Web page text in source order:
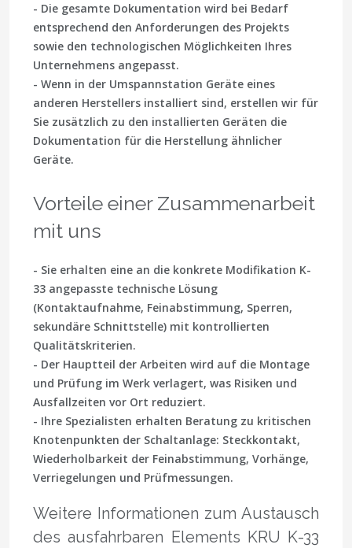
- Die gesamte Dokumentation wird bei Bedarf
entsprechend den Anforderungen des Projekts
sowie den technologischen Möglichkeiten Ihres
Unternehmens angepasst.
- Wenn in der Umspannstation Geräte eines
anderen Herstellers installiert sind, erstellen wir für
Sie zusätzlich zu den installierten Geräten die
Dokumentation für die Herstellung ähnlicher
Geräte.
Vorteile einer Zusammenarbeit
mit uns
- Sie erhalten eine an die konkrete Modifikation K-
33 angepasste technische Lösung
(Kontaktaufnahme, Feinabstimmung, Sperren,
sekundäre Schnittstelle) mit kontrollierten
Qualitätskriterien.
- Der Hauptteil der Arbeiten wird auf die Montage
und Prüfung im Werk verlagert, was Risiken und
Ausfallzeiten vor Ort reduziert.
- Ihre Spezialisten erhalten Beratung zu kritischen
Knotenpunkten der Schaltanlage: Steckkontakt,
Wiederholbarkeit der Feinabstimmung, Vorhänge,
Verriegelungen und Prüfmessungen.
Weitere Informationen zum Austausch
des ausfahrbaren Elements KRU K-33